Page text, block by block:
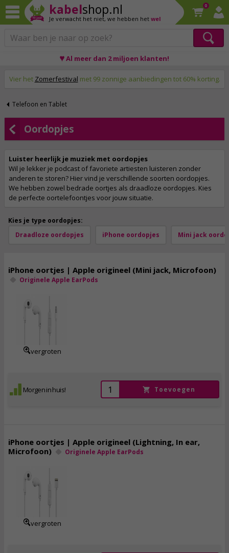
kabelshop.nl
Je verwacht het niet, we hebben het wel
0
Vier het Zomerfestival met 99 zonnige aanbiedingen tot 60% korting.
Telefoon en Tablet
Oordopjes
Luister heerlijk je muziek met oordopjes
Wil je lekker je podcast of favoriete artiesten luisteren zonder
anderen te storen? Hier vind je verschillende soorten oordopjes.
We hebben zowel bedrade oortjes als draadloze oordopjes. Kies
de perfecte oortelefoontjes voor jouw situatie.
Kies je type oordopjes:
Draadloze oordopjes
iPhone oordopjes Mini jack
iPhone oortjes | Apple origineel (Mini jack, Microfoon)
Originele Apple EarPods
vergroten
Morgen in huis! Toevoegen
iPhone oortjes | Apple origineel (Lightning, In ear,
Microfoon)
Originele Apple EarPods
vergroten